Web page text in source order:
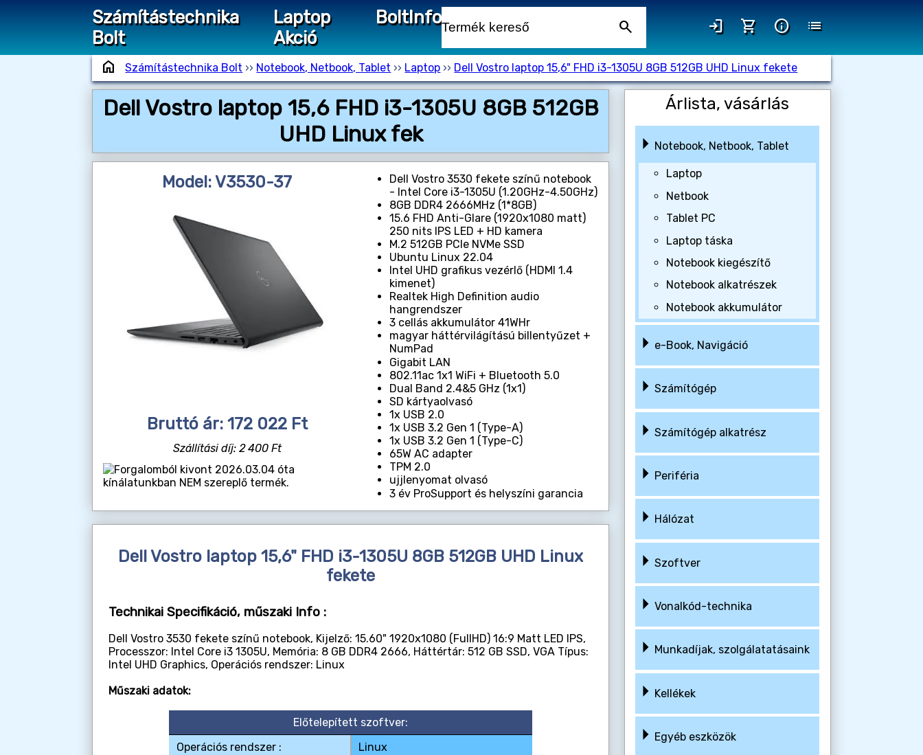
Számítástechnika
Bolt
Laptop
Akció
BoltInfo search login shopping_cart info list
home Számítástechnika Bolt ›› Notebook, Netbook, Tablet ›› Laptop ›› Dell Vostro laptop 15,6" FHD i3-1305U 8GB 512GB UHD Linux fekete
Dell Vostro laptop 15,6 FHD i3-1305U 8GB 512GB
UHD Linux fek
Model: V3530-37
Bruttó ár: 172 022 Ft
Szállítási díj: 2 400 Ft
2026.03.04 óta
kínálatunkban NEM szereplő termék.
Dell Vostro 3530 fekete színű notebook
- Intel Core i3-1305U (1.20GHz-4.50GHz)
8GB DDR4 2666MHz (1*8GB)
15.6 FHD Anti-Glare (1920x1080 matt)
250 nits IPS LED + HD kamera
M.2 512GB PCIe NVMe SSD
Ubuntu Linux 22.04
Intel UHD grafikus vezérlő (HDMI 1.4
kimenet)
Realtek High Definition audio
hangrendszer
3 cellás akkumulátor 41WHr
magyar háttérvilágítású billentyűzet +
NumPad
Gigabit LAN
802.11ac 1x1 WiFi + Bluetooth 5.0
Dual Band 2.4&5 GHz (1x1)
SD kártyaolvasó
1x USB 2.0
1x USB 3.2 Gen 1 (Type-A)
1x USB 3.2 Gen 1 (Type-C)
65W AC adapter
TPM 2.0
ujjlenyomat olvasó
3 év ProSupport és helyszíni garancia
Dell Vostro laptop 15,6" FHD i3-1305U 8GB 512GB UHD Linux
fekete
Technikai Specifikáció, műszaki Info :
Dell Vostro 3530 fekete színű notebook, Kijelző: 15.60" 1920x1080 (FullHD) 16:9 Matt LED IPS,
Processzor: Intel Core i3 1305U, Memória: 8 GB DDR4 2666, Háttértár: 512 GB SSD, VGA Típus:
Intel UHD Graphics, Operációs rendszer: Linux
Műszaki adatok:
Előtelepített szoftver:
Operációs rendszer :
Linux
Árlista, vásárlás
Notebook, Netbook, Tablet
Laptop
Netbook
Tablet PC
Laptop táska
Notebook kiegészítő
Notebook alkatrészek
Notebook akkumulátor
e-Book, Navigáció
Számítógép
Számítógép alkatrész
Periféria
Hálózat
Szoftver
Vonalkód-technika
Munkadíjak, szolgálatatásaink
Kellékek
Egyéb eszközök